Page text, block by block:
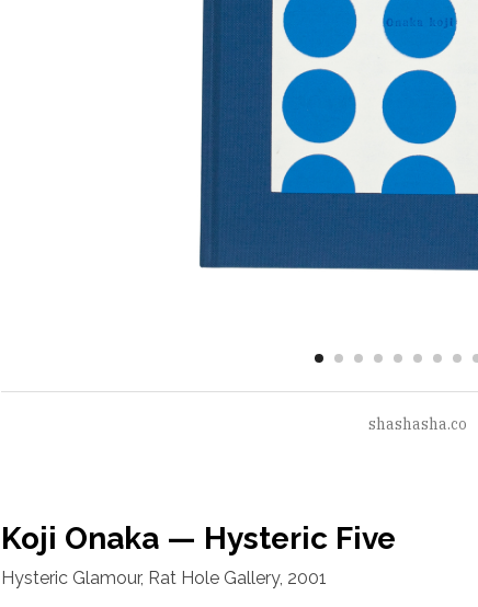
shashasha.co
Koji Onaka — Hysteric Five
Hysteric Glamour, Rat Hole Gallery, 2001